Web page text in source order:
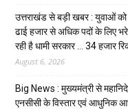
उत्तराखंड से बड़ी खबर : युवाओं को
ढाई हजार से अधिक पदों के लिए भरे
रही है धामी सरकार … 34 हजार
August 6, 2026
Big News : मुख्यमंत्री से
एनसीसी के विस्तार एवं आधुनिक